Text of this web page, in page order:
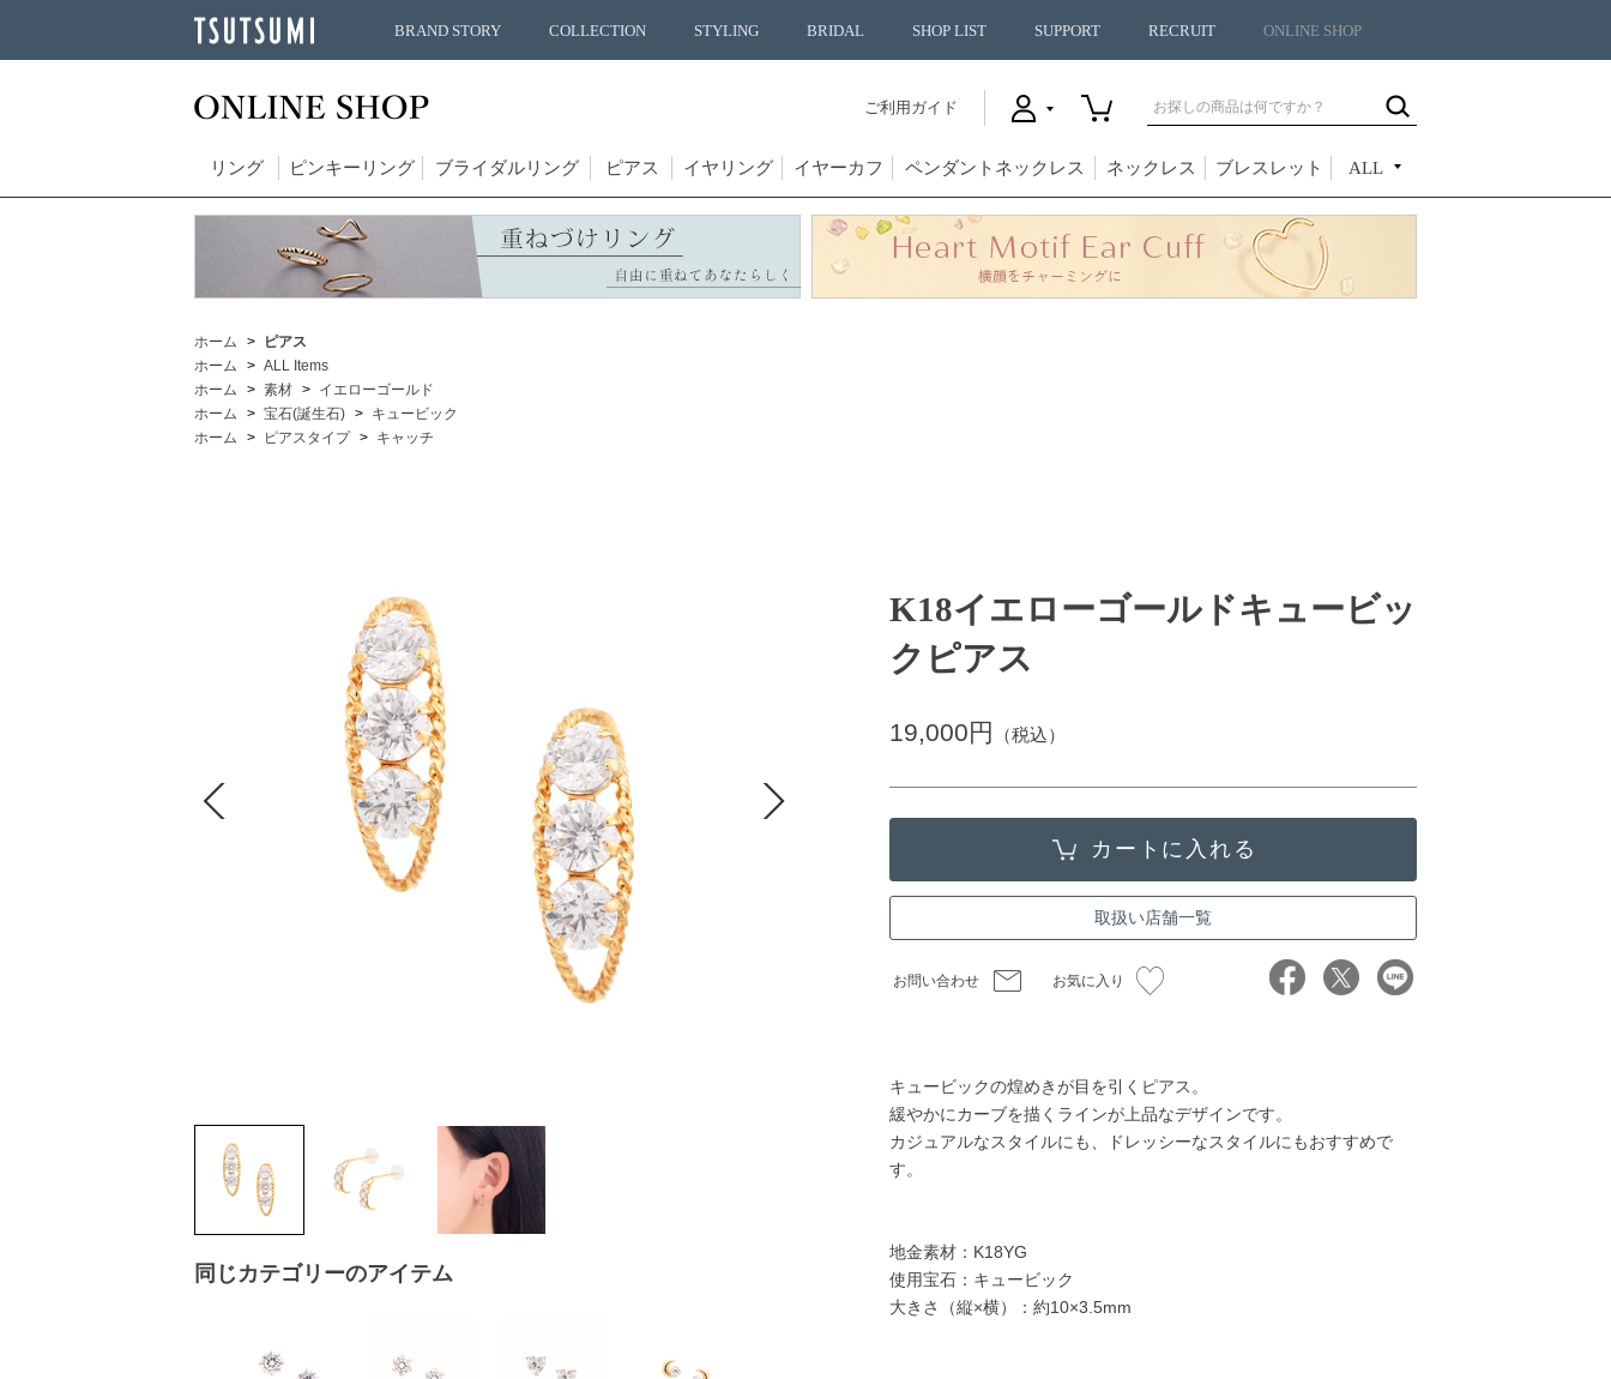
BRAND STORY COLLECTION STYLING BRIDAL SHOP LIST SUPPORT RECRUIT ONLINE SHOP
ご利用ガイド
リング ピンキーリング ブライダルリング ピアス イヤリング イヤーカフ ペンダントネックレス ネックレス ブレスレット ALL
ホーム
ピアス
ホーム
ALL Items
ホーム
素材
イエローゴールド
ホーム
宝石(誕生石)
キュービック
ホーム
ピアスタイプ キャッチ
同じカテゴリーのアイテム
K18イエローゴールドキュービッ
クピアス
19,000円 （税込）
取扱い店舗一覧
お問い合わせ お気に入り
キュービックの煌めきが目を引くピアス。
緩やかにカーブを描くラインが上品なデザインです。
カジュアルなスタイルにも、ドレッシーなスタイルにもおすすめで
す。
地金素材：K18YG
使用宝石：キュービック
大きさ（縦×横）：約10×3.5mm